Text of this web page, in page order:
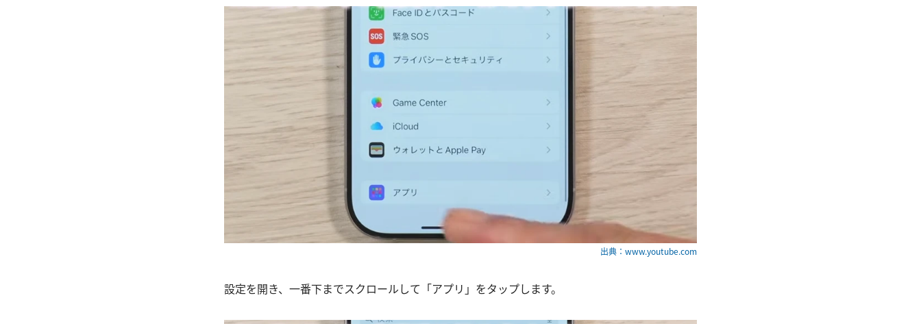
出典：www.youtube.com
設定を開き、一番下までスクロールして「アプリ」をタップします。